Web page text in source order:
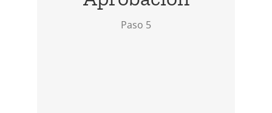
Paso 5
Una vez aprobada la solicitud, debe